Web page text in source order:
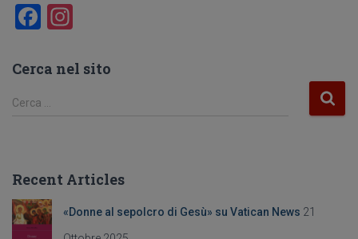
F
c
o
k
a
Cerca nel sito
R
c
a
p
Cerca …
Recent Articles
«Donne al sepolcro di Gesù» su Vatican News 21